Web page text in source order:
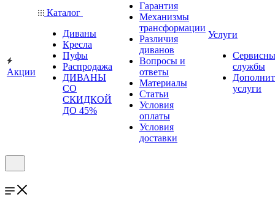
Акции
Каталог
Диваны
Кресла
Пуфы
Распродажа
ДИВАНЫ
СО
СКИДКОЙ
ДО 45%
Гарантия
Механизмы
трансформации
Различия
диванов
Вопросы и
ответы
Материалы
Статьи
Условия
оплаты
Условия
доставки
Услуги
службы
услуги